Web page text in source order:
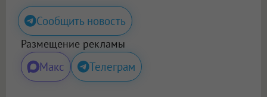
Сообщить новость
Размещение рекламы
Макс Телеграм